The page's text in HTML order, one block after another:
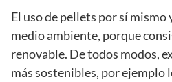
El uso de pellets por sí mismo
medio ambiente, porque
renovable. De todos modos,
más sostenibles, por ejemplo